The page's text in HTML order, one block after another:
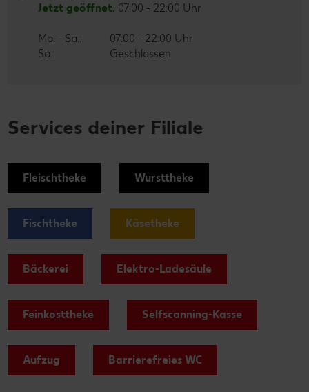
Jetzt geöffnet. 07:00 - 22:00 Uhr
Mo. - Sa.:
07:00 - 22:00 Uhr
So.:
Geschlossen
Services deiner Filiale
Fleischtheke Wursttheke
Fischtheke Käsetheke
Bäckerei Elektro-Ladesäule
Feinkosttheke Selfscanning-Kasse
Aufzug Barrierefreies WC